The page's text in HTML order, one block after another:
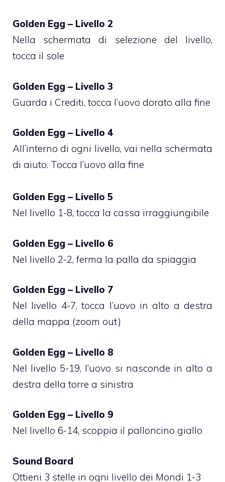
Golden Egg – Livello 2
Nella schermata di selezione del livello,
tocca il sole
Golden Egg – Livello 3
Guarda i Crediti, tocca l’uovo dorato alla fine
Golden Egg – Livello 4
All’interno di ogni livello, vai nella schermata
di aiuto. Tocca l’uovo alla fine
Golden Egg – Livello 5
Nel livello 1-8, tocca la cassa irraggiungibile
Golden Egg – Livello 6
Nel livello 2-2, ferma la palla da spiaggia
Golden Egg – Livello 7
Nel livello 4-7, tocca l’uovo in alto a destra
della mappa (zoom out)
Golden Egg – Livello 8
Nel livello 5-19, l’uovo si nasconde in alto a
destra della torre a sinistra
Golden Egg – Livello 9
Nel livello 6-14, scoppia il palloncino giallo
Sound Board
Ottieni 3 stelle in ogni livello dei Mondi 1-3